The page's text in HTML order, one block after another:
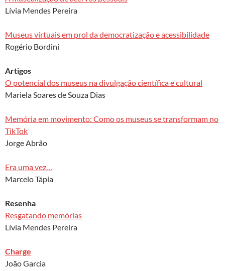
Lívia Mendes Pereira
Museus virtuais em prol da democratização e acessibilidade
Rogério Bordini
Artigos
O potencial dos museus na divulgação científica e cultural
Mariela Soares de Souza Dias
Memória em movimento: Como os museus se transformam no
TikTok
Jorge Abrão
Era uma vez…
Marcelo Tápia
Resenha
Resgatando memórias
Lívia Mendes Pereira
Charge
João Garcia